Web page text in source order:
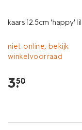
kaars 12.5cm 'happy'
niet online, bekijk
winkelvoorraad
3.
50